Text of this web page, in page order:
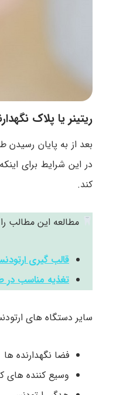
ریتینر یا پلاک
بعد از به پایان رسیدن
در این شرایط برای
کند.
مطالعه این مطالب
قالب گیری
تغذیه مناسب در
سایر دستگاه های
فضا نگهدارنده ها
وسیع کننده های